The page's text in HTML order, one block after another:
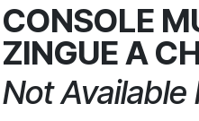
CONSOLE
ZINGUE A
Not Available